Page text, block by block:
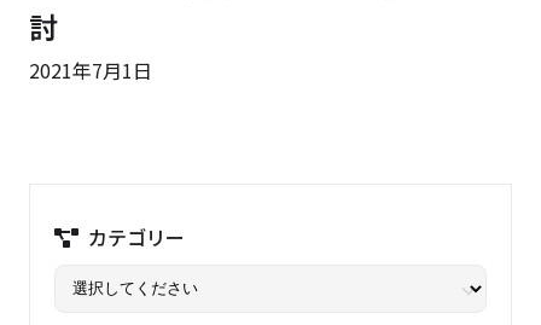
討
2021年7月1日
カテゴリー